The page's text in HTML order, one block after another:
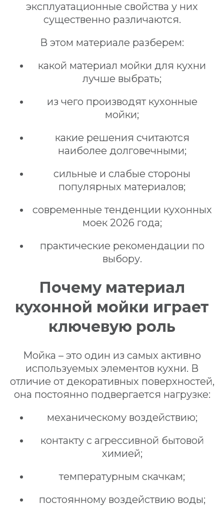
эксплуатационные свойства у них
существенно различаются.
В этом материале разберем:
какой материал мойки для кухни
лучше выбрать;
из чего производят кухонные
мойки;
какие решения считаются
наиболее долговечными;
сильные и слабые стороны
популярных материалов;
современные тенденции кухонных
моек 2026 года;
практические рекомендации по
выбору.
Почему материал
кухонной мойки играет
ключевую роль
Мойка – это один из самых активно
используемых элементов кухни. В
отличие от декоративных поверхностей,
она постоянно подвергается нагрузке:
механическому воздействию;
контакту с агрессивной бытовой
химией;
температурным скачкам;
постоянному воздействию воды;